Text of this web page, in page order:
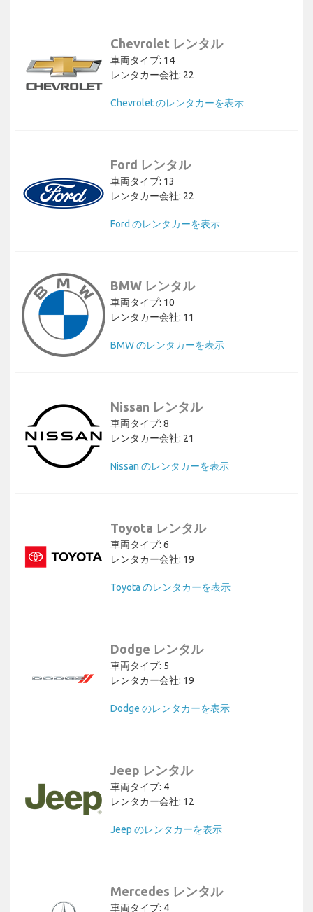
Chevrolet レンタル
車両タイプ: 14
レンタカー会社: 22
Chevrolet のレンタカーを表示
Ford レンタル
車両タイプ: 13
レンタカー会社: 22
Ford のレンタカーを表示
BMW レンタル
車両タイプ: 10
レンタカー会社: 11
BMW のレンタカーを表示
Nissan レンタル
車両タイプ: 8
レンタカー会社: 21
Nissan のレンタカーを表示
Toyota レンタル
車両タイプ: 6
レンタカー会社: 19
Toyota のレンタカーを表示
Dodge レンタル
車両タイプ: 5
レンタカー会社: 19
Dodge のレンタカーを表示
Jeep レンタル
車両タイプ: 4
レンタカー会社: 12
Jeep のレンタカーを表示
Mercedes レンタル
車両タイプ: 4